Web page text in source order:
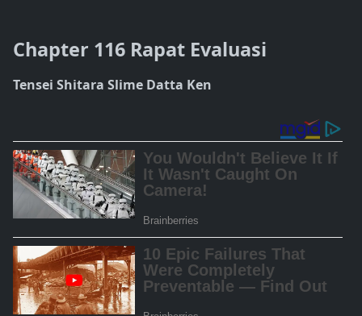
Chapter 116 Rapat Evaluasi
Tensei Shitara Slime Datta Ken